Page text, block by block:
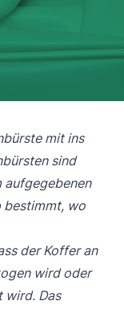
mit ins
sind
aufgegebenen
bestimmt, wo
der Koffer an
wird oder
wird. Das